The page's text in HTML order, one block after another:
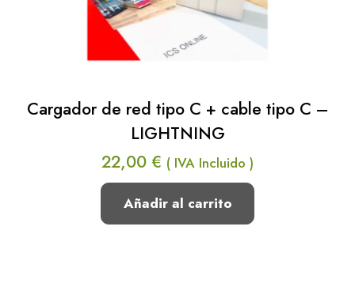
Cargador de red tipo C + cable tipo C –
LIGHTNING
22,00 € ( IVA Incluido )
Añadir al carrito